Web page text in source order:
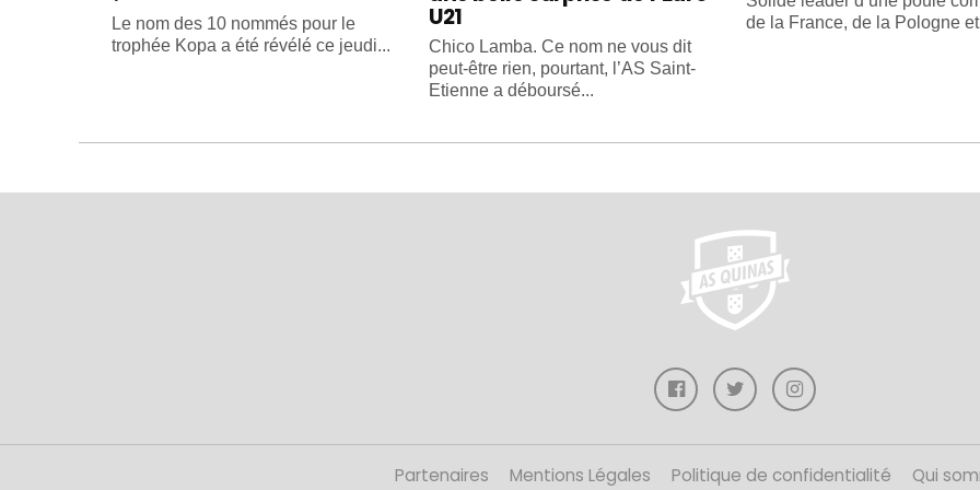
Le nom des 10 nommés pour le
trophée Kopa a été révélé ce jeudi...
U21
Chico Lamba. Ce nom ne vous dit
peut-être rien, pourtant, l’AS Saint-
Etienne a déboursé...
de la France, de la Pologne
Partenaires Mentions Légales Politique de confidentialité Qui